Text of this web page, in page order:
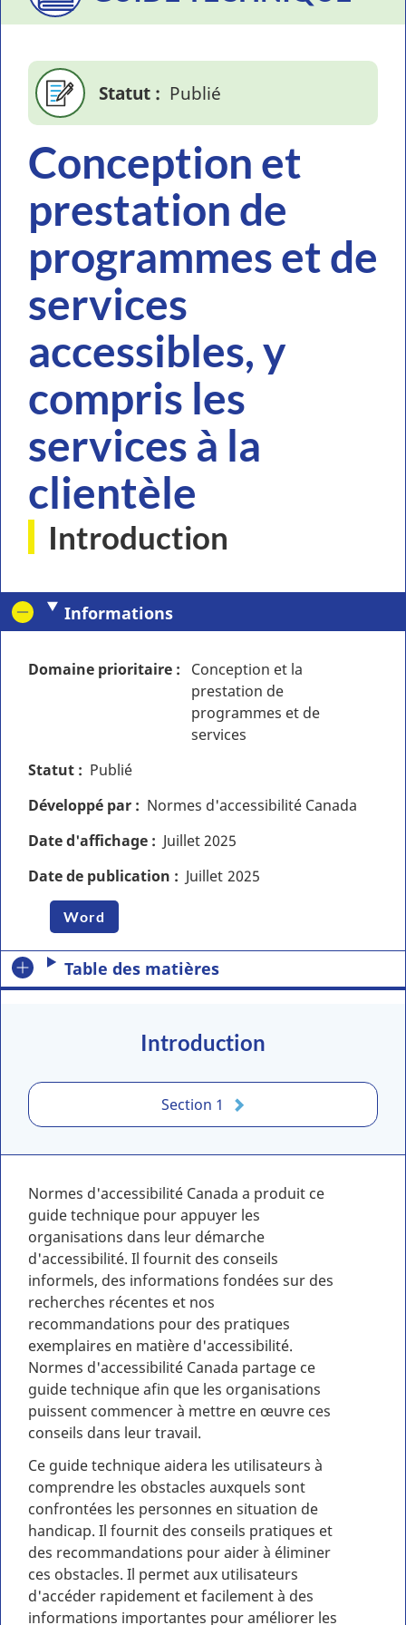
Statut Publié
Conception et
prestation de
programmes et de
services
accessibles, y
compris les
services à la
clientèle
Introduction
Informations
Domaine prioritaire
Conception et la
prestation de
programmes et de
services
Statut
Publié
Développé par
Normes d'accessibilité Canada
Date d'affichage
Juillet2025
Date de publication
Juillet 2025
Word
Table des matières
Introduction
Section 1
Normes d'accessibilité Canada a produit ce
guide technique pour appuyer les
organisations dans leur démarche
d'accessibilité. Il fournit des conseils
informels, des informations fondées sur des
recherches récentes et nos
recommandations pour des pratiques
exemplaires en matière d'accessibilité.
Normes d'accessibilité Canada partage ce
guide technique afin que les organisations
puissent commencer à mettre en œuvre ces
conseils dans leur travail.
Ce guide technique aidera les utilisateurs à
comprendre les obstacles auxquels sont
confrontées les personnes en situation de
handicap. Il fournit des conseils pratiques et
des recommandations pour aider à éliminer
ces obstacles. Il permet aux utilisateurs
d'accéder rapidement et facilement à des
informations importantes pour améliorer les